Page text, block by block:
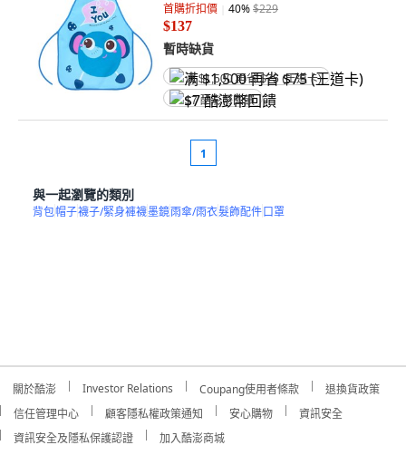
首購折扣價 40%$229
$137
暫時缺貨
满 $1,500 再省 $75 (王道卡)
$7 酷澎幣回饋
1
與一起瀏覽的類別
背包帽子襪子/緊身褲襪墨鏡雨傘/雨衣髮飾配件口罩
關於酷澎 Investor Relations Coupang使用者條款
退換貨政策
信任管理中心
顧客隱私權政策通知 安心購物
資訊安全
資訊安全及隱私保護認證
加入酷澎商城